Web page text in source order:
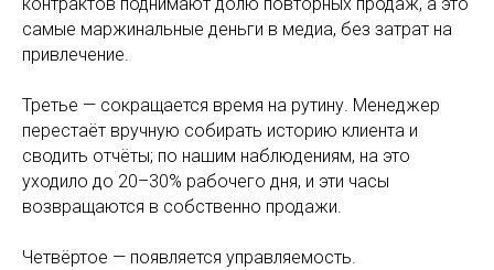
самые маржинальные деньги в медиа, без затрат на
привлечение.
Третье — сокращается время на рутину. Менеджер
перестаёт вручную собирать историю клиента и
сводить отчёты; по нашим наблюдениям, на это
уходило до 20–30% рабочего дня, и эти часы
возвращаются в собственно продажи.
Четвёртое — появляется управляемость.